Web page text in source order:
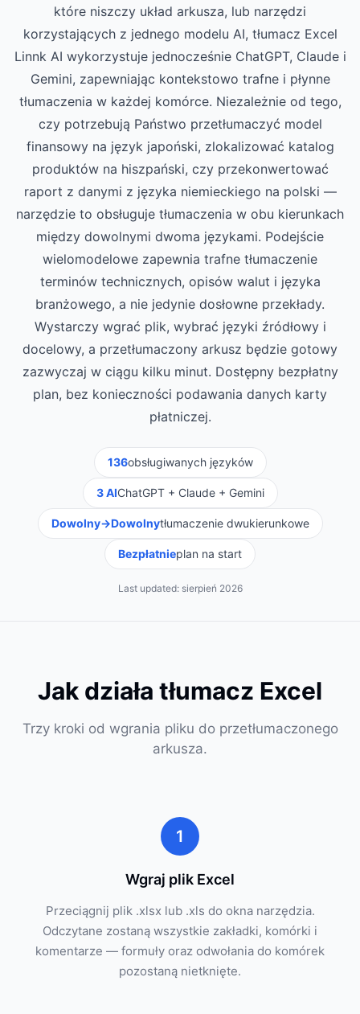
które niszczy układ arkusza, lub narzędzi
korzystających z jednego modelu AI, tłumacz Excel
Linnk AI wykorzystuje jednocześnie ChatGPT, Claude i
Gemini, zapewniając kontekstowo trafne i płynne
tłumaczenia w każdej komórce. Niezależnie od tego,
czy potrzebują Państwo przetłumaczyć model
finansowy na język japoński, zlokalizować katalog
produktów na hiszpański, czy przekonwertować
raport z danymi z języka niemieckiego na polski —
narzędzie to obsługuje tłumaczenia w obu kierunkach
między dowolnymi dwoma językami. Podejście
wielomodelowe zapewnia trafne tłumaczenie
terminów technicznych, opisów walut i języka
branżowego, a nie jedynie dosłowne przekłady.
Wystarczy wgrać plik, wybrać języki źródłowy i
docelowy, a przetłumaczony arkusz będzie gotowy
zazwyczaj w ciągu kilku minut. Dostępny bezpłatny
plan, bez konieczności podawania danych karty
płatniczej.
136obsługiwanych języków
3 AIChatGPT + Claude + Gemini
Dowolny→Dowolnytłumaczenie dwukierunkowe
Bezpłatnieplan na start
Last updated: sierpień 2026
Jak działa tłumacz Excel
Trzy kroki od wgrania pliku do przetłumaczonego
arkusza.
1
Wgraj plik Excel
Przeciągnij plik .xlsx lub .xls do okna narzędzia.
Odczytane zostaną wszystkie zakładki, komórki i
komentarze — formuły oraz odwołania do komórek
pozostaną nietknięte.